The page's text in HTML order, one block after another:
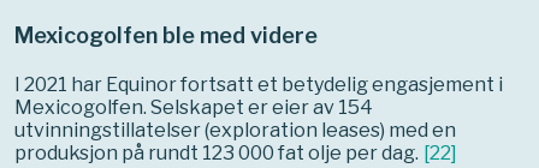
Mexicogolfen ble med videre
I 2021 har Equinor fortsatt et betydelig engasjement i
Mexicogolfen. Selskapet er eier av 154
utvinningstillatelser (exploration leases) med en
produksjon på rundt 123 000 fat olje per dag. [22]